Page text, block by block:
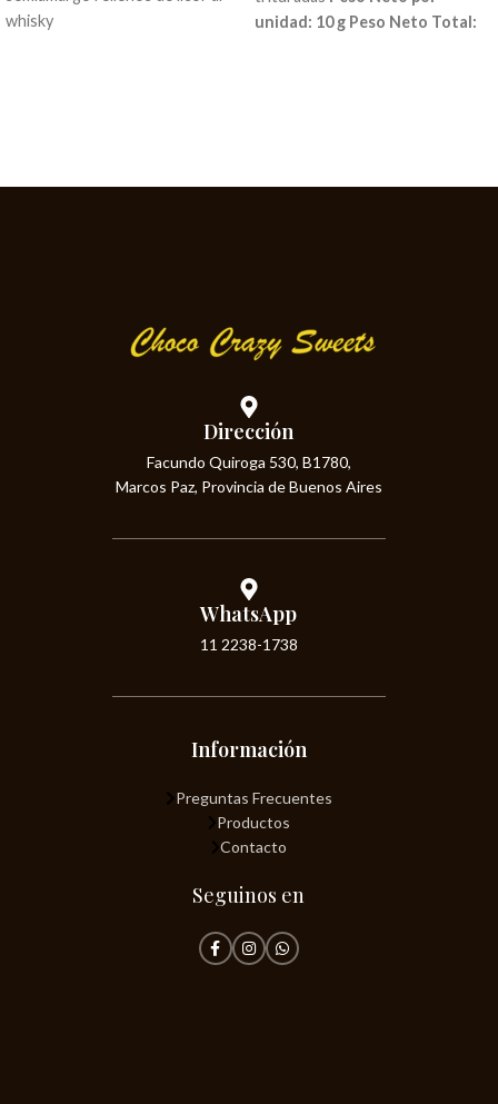
whisky
unidad: 10 g Peso Neto Total:
Dirección
Facundo Quiroga 530, B1780,
Marcos Paz, Provincia de Buenos Aires
WhatsApp
11 2238-1738
Información
Preguntas Frecuentes
Productos
Contacto
Seguinos en